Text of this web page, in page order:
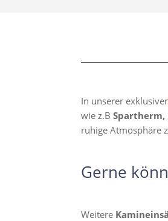
In unserer
wie z.BSpartherm,
ruhige Atmosphäre
Gerne
Weitere